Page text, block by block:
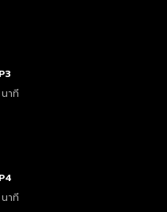
าที
าที